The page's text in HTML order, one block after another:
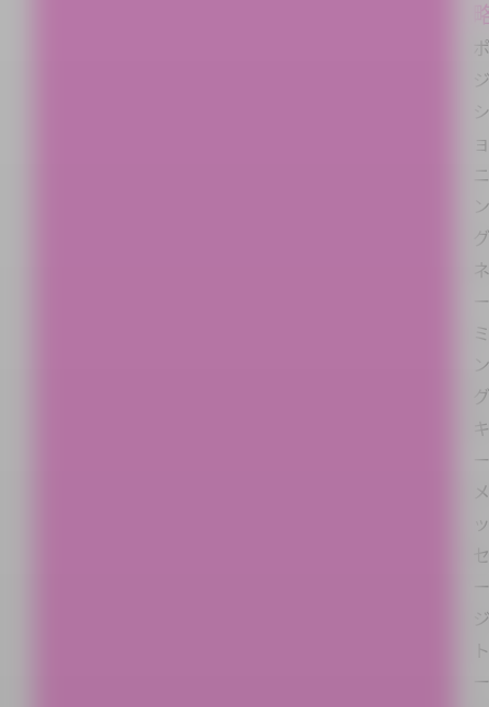
ポ
ジ
シ
ョ
ニ
ン
グ
ネ
ー
ミ
ン
グ
キ
ー
メ
ッ
セ
ー
ジ
ト
ー